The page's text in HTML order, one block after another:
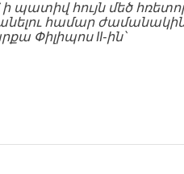
ի պատիվ հույն մեծ
համար
Փիլիպոս II-ին՝